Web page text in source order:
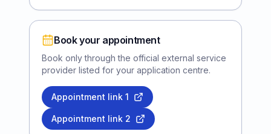
Book your appointment
Book only through the official external service
provider listed for your application centre.
Appointment link 1
Appointment link 2